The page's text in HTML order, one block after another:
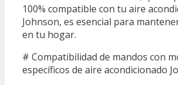
100% compatible con tu aire
Johnson, es esencial para
en tu hogar.
# Compatibilidad de mandos con
específicos de aire acondicionado